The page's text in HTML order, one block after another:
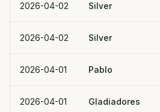
2026-04-02 Silver
2026-04-02 Silver
2026-04-01 Pablo
2026-04-01 Gladiadores